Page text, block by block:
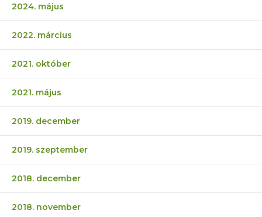
2024. május
2022. március
2021. október
2021. május
2019. december
2019. szeptember
2018. december
2018. november